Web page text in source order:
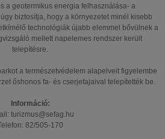
a geotermikus energia felhasználása- a
biztosítja, hogy a környezetet minél kisebb
technológiák újabb elemmel bővülnek a
mellett napelemes rendszer került
telepítésre.
a természetvédelem alapelveit figyelembe
őshonos fa- és cserjefajaival telepítették be.
Információ:
turizmus@sefag.hu
82/505-170